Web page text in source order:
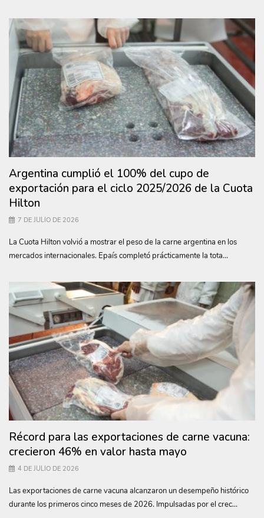
Argentina cumplió el 100% del cupo de
exportación para el ciclo 2025/2026 de la Cuota
Hilton
7 DE JULIO DE 2026
La Cuota Hilton volvió a mostrar el peso de la carne argentina en los
mercados internacionales. Epaís completó prácticamente la tota...
Récord para las exportaciones de carne vacuna:
crecieron 46% en valor hasta mayo
4 DE JULIO DE 2026
Las exportaciones de carne vacuna alcanzaron un desempeño histórico
durante los primeros cinco meses de 2026. Impulsadas por el crec...